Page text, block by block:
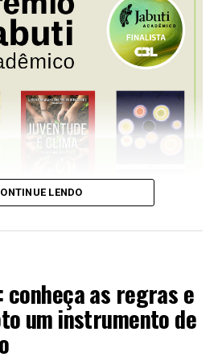
entre os finalistas na
LENDO
conheça as regras e
um instrumento de